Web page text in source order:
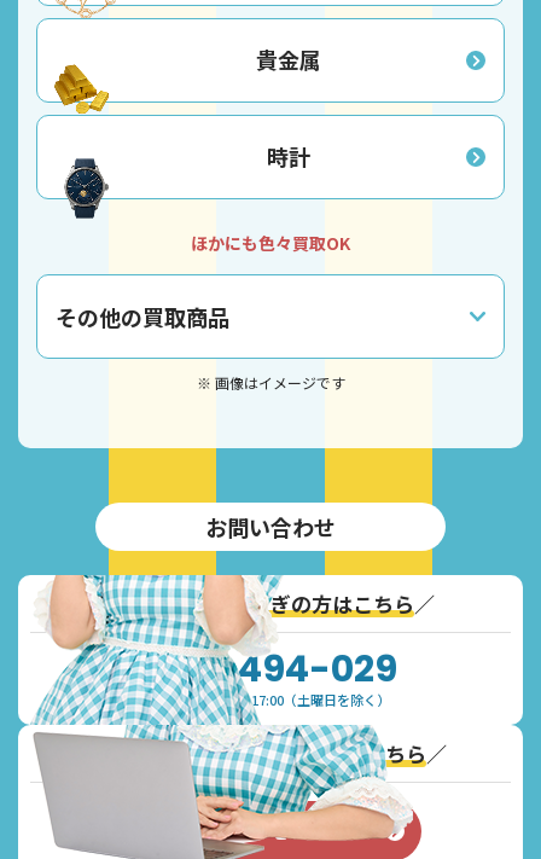
貴金属
時計
ほかにも色々買取OK
その他の買取商品
※ 画像はイメージです
お問い合わせ
＼通話無料！お急ぎの方はこちら／
0120-494-029
受付時間：9:30~17:00（土曜日を除く）
Webからのお問い合わせはこちら／
お問い合わせフォーム